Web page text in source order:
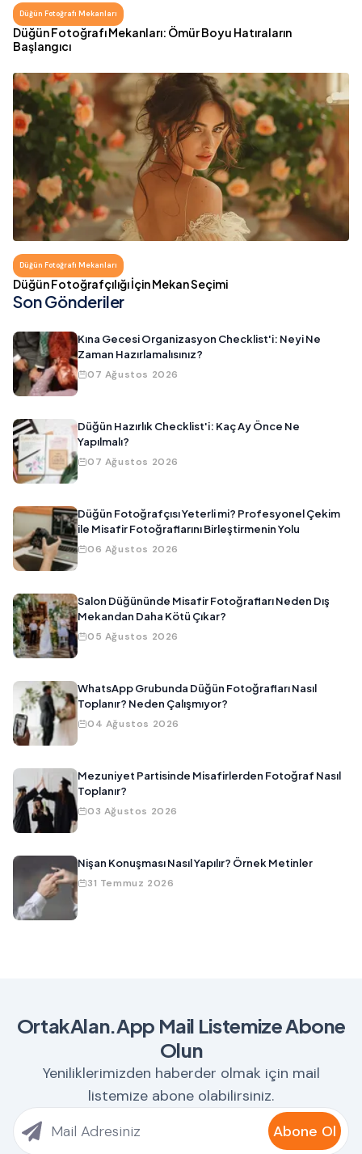
Düğün Fotoğrafı Mekanları
Düğün Fotoğrafı Mekanları: Ömür Boyu Hatıraların
Başlangıcı
Düğün Fotoğrafı Mekanları
Düğün Fotoğrafçılığı İçin Mekan Seçimi
Son Gönderiler
Kına Gecesi Organizasyon Checklist'i: Neyi Ne
Zaman Hazırlamalısınız?
07 Ağustos 2026
Düğün Hazırlık Checklist'i: Kaç Ay Önce Ne
Yapılmalı?
07 Ağustos 2026
Düğün Fotoğrafçısı Yeterli mi? Profesyonel Çekim
ile Misafir Fotoğraflarını Birleştirmenin Yolu
06 Ağustos 2026
Salon Düğününde Misafir Fotoğrafları Neden Dış
Mekandan Daha Kötü Çıkar?
05 Ağustos 2026
WhatsApp Grubunda Düğün Fotoğrafları Nasıl
Toplanır? Neden Çalışmıyor?
04 Ağustos 2026
Mezuniyet Partisinde Misafirlerden Fotoğraf Nasıl
Toplanır?
03 Ağustos 2026
Nişan Konuşması Nasıl Yapılır? Örnek Metinler
31 Temmuz 2026
OrtakAlan.App Mail Listemize Abone
Olun
Yeniliklerimizden haberder olmak için mail
listemize abone olabilirsiniz.
Abone Ol